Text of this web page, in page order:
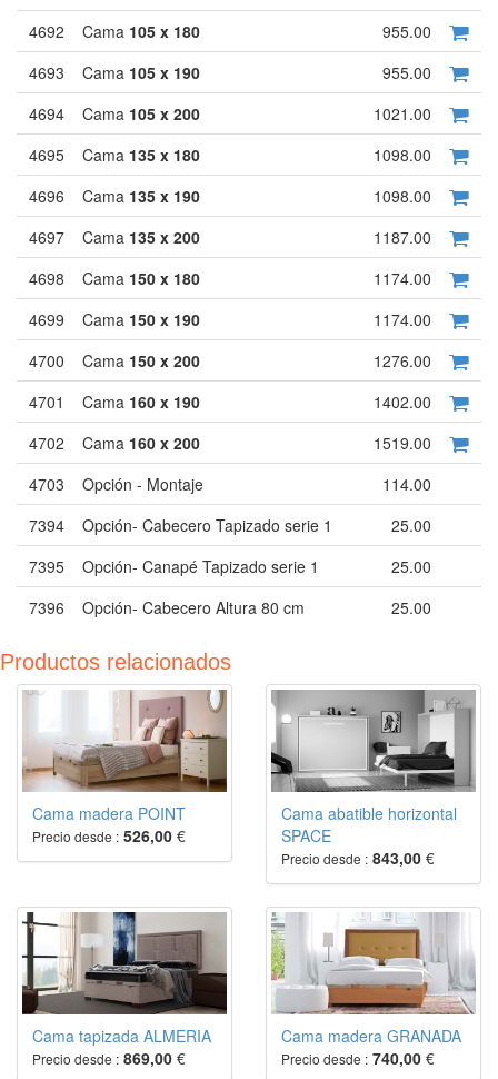
4692
Cama 105 x 180
955.00
4693
Cama 105 x 190
955.00
4694
Cama 105 x 200
1021.00
4695
Cama 135 x 180
1098.00
4696
Cama 135 x 190
1098.00
4697
Cama 135 x 200
1187.00
4698
Cama 150 x 180
1174.00
4699
Cama 150 x 190
1174.00
4700
Cama 150 x 200
1276.00
4701
Cama 160 x 190
1402.00
4702
Cama 160 x 200
1519.00
4703
Opción - Montaje
114.00
7394
Opción- Cabecero Tapizado serie 1
25.00
7395
Opción- Canapé Tapizado serie 1
25.00
7396
Opción- Cabecero Altura 80 cm 25.00
Productos relacionados
Cama madera POINT
Precio desde : 526,00 €
Cama abatible horizontal
SPACE
Precio desde : 843,00 €
Cama tapizada ALMERIA
Precio desde : 869,00 €
Cama madera GRANADA
Precio desde : 740,00 €